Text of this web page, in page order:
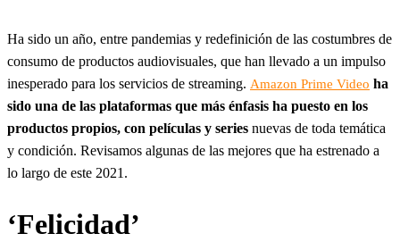
Ha sido un año, entre pandemias y redefinición de las costumbres de
consumo de productos audiovisuales, que han llevado a un impulso
inesperado para los servicios de streaming. Amazon Prime Video ha
sido una de las plataformas que más énfasis ha puesto en los
productos propios, con películas y series nuevas de toda temática
y condición. Revisamos algunas de las mejores que ha estrenado a
lo largo de este 2021.
‘Felicidad’